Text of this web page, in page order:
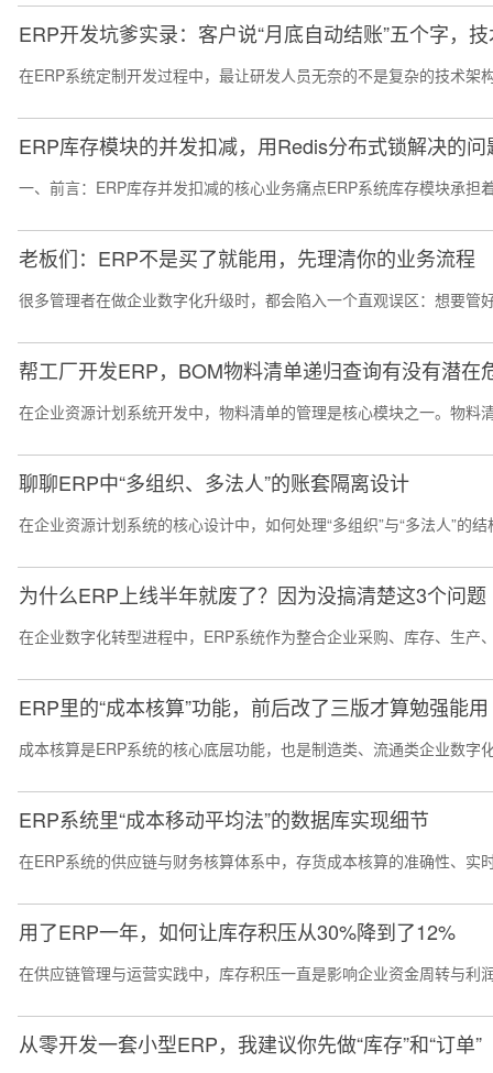
ERP开发坑爹实录：客户说“月底自动结账”五个字，
在ERP系统定制开发过程中，最让研发人员无奈的不是复杂的技术
ERP库存模块的并发扣减，用Redis分布式锁解决的问
一、前言：ERP库存并发扣减的核心业务痛点ERP系统库存模块承
老板们：ERP不是买了就能用，先理清你的业务流程
很多管理者在做企业数字化升级时，都会陷入一个直观误区：想要
帮工厂开发ERP，BOM物料清单递归查询有没有潜在
在企业资源计划系统开发中，物料清单的管理是核心模块之一。物
聊聊ERP中“多组织、多法人”的账套隔离设计
在企业资源计划系统的核心设计中，如何处理“多组织”与“多法人”
为什么ERP上线半年就废了？因为没搞清楚这3个问题
在企业数字化转型进程中，ERP系统作为整合企业采购、库存、生
ERP里的“成本核算”功能，前后改了三版才算勉强能用
成本核算是ERP系统的核心底层功能，也是制造类、流通类企业数
ERP系统里“成本移动平均法”的数据库实现细节
在ERP系统的供应链与财务核算体系中，存货成本核算的准确性、
用了ERP一年，如何让库存积压从30%降到了12%
在供应链管理与运营实践中，库存积压一直是影响企业资金周转与
从零开发一套小型ERP，我建议你先做“库存”和“订单”